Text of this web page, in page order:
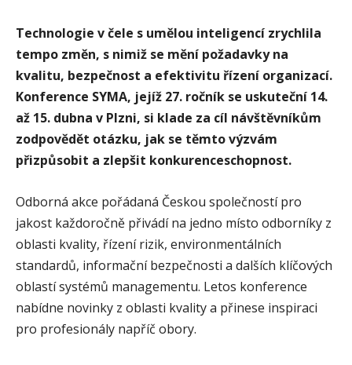
Technologie v čele s umělou inteligencí zrychlila
tempo změn, s nimiž se mění požadavky na
kvalitu, bezpečnost a efektivitu řízení organizací.
Konference SYMA, jejíž 27. ročník se uskuteční 14.
až 15. dubna v Plzni, si klade za cíl návštěvníkům
zodpovědět otázku, jak se těmto výzvám
přizpůsobit a zlepšit konkurenceschopnost.
Odborná akce pořádaná Českou společností pro
jakost každoročně přivádí na jedno místo odborníky z
oblasti kvality, řízení rizik, environmentálních
standardů, informační bezpečnosti a dalších klíčových
oblastí systémů managementu. Letos konference
nabídne novinky z oblasti kvality a přinese inspiraci
pro profesionály napříč obory.